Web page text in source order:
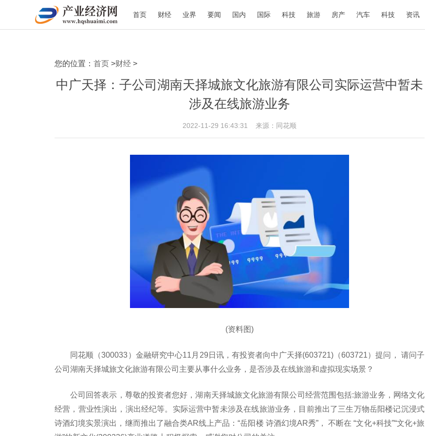
首页 财经 业界 要闻 国内 国际 科技 旅游 房产 汽车 科技 资讯
您的位置： 首页 >财经 >
中广天择：子公司湖南天择城旅文化旅游有限公司实际运营中暂未
涉及在线旅游业务
2022-11-29 16:43:31 来源：同花顺
(资料图)
同花顺（300033）金融研究中心11月29日讯，有投资者向中广天择(603721)（603721）提问， 请问子
公司湖南天择城旅文化旅游有限公司主要从事什么业务，是否涉及在线旅游和虚拟现实场景？
公司回答表示，尊敬的投资者您好，湖南天择城旅文化旅游有限公司经营范围包括:旅游业务，网络文化
经营，营业性演出，演出经纪等。实际运营中暂未涉及在线旅游业务，目前推出了三生万物岳阳楼记沉浸式
诗酒幻境实景演出，继而推出了融合类AR线上产品：“岳阳楼 诗酒幻境AR秀”， 不断在 “文化+科技”“文化+旅